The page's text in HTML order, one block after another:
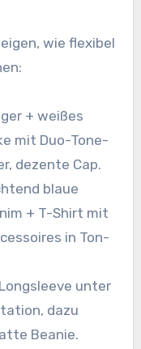
wie flexibel
+ weißes
mit Duo-Tone-
dezente Cap.
blaue
+ T-Shirt mit
in Ton-
unter
dazu
Beanie.